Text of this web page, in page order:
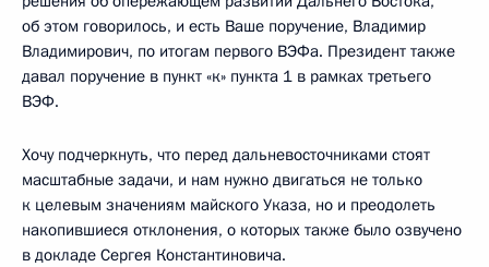
об этом говорилось, и есть Ваше поручение, Владимир
Владимирович, по итогам первого ВЭФа. Президент также
давал поручение в пункт «к» пункта 1 в рамках третьего
ВЭФ.
Хочу подчеркнуть, что перед дальневосточниками стоят
масштабные задачи, и нам нужно двигаться не только
к целевым значениям майского Указа, но и преодолеть
накопившиеся отклонения, о которых также было озвучено
в докладе Сергея Константиновича.